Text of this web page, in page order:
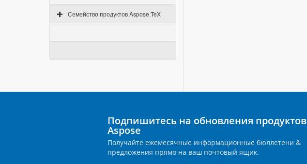
Семейство продуктов Aspose.TeX
Подпишитесь на обновления продуктов
Aspose
Получайте ежемесячные информационные бюллетени &
предложения прямо на ваш почтовый ящик.